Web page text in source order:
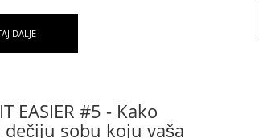
DALJE
EASIER #5 - Kako
sobu koju vaša